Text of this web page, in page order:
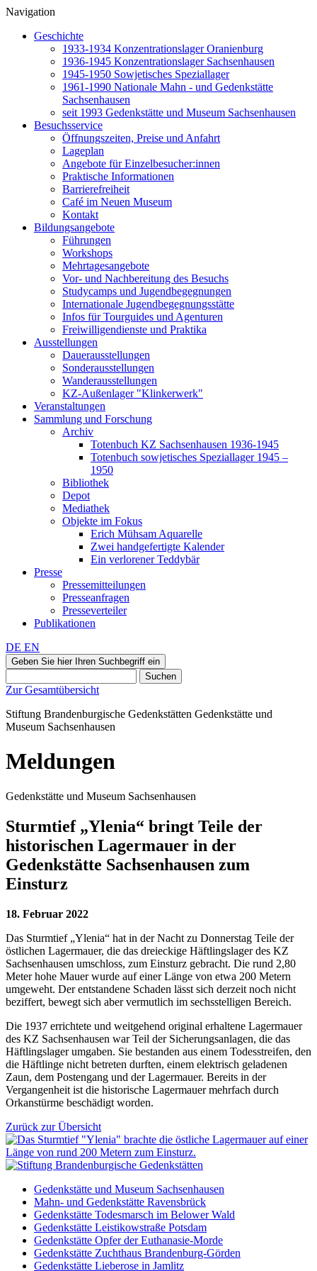
Navigation
Geschichte
1933-1934 Konzentrationslager Oranienburg
1936-1945 Konzentrationslager Sachsenhausen
1945-1950 Sowjetisches Speziallager
1961-1990 Nationale Mahn - und Gedenkstätte
Sachsenhausen
seit 1993 Gedenkstätte und Museum Sachsenhausen
Besuchsservice
Öffnungszeiten, Preise und Anfahrt
Lageplan
Angebote für Einzelbesucher:innen
Praktische Informationen
Barrierefreiheit
Café im Neuen Museum
Kontakt
Bildungsangebote
Führungen
Workshops
Mehrtagesangebote
Vor- und Nachbereitung des Besuchs
Studycamps und Jugendbegegnungen
Internationale Jugendbegegnungsstätte
Infos für Tourguides und Agenturen
Freiwilligendienste und Praktika
Ausstellungen
Dauerausstellungen
Sonderausstellungen
Wanderausstellungen
KZ-Außenlager "Klinkerwerk"
Veranstaltungen
Sammlung und Forschung
Archiv
Totenbuch KZ Sachsenhausen 1936-1945
Totenbuch sowjetisches Speziallager 1945 –
1950
Bibliothek
Depot
Mediathek
Objekte im Fokus
Erich Mühsam Aquarelle
Zwei handgefertigte Kalender
Ein verlorener Teddybär
Presse
Pressemitteilungen
Presseanfragen
Presseverteiler
Publikationen
DE EN
Geben Sie hier Ihren Suchbegriff ein
Suchen
Zur Gesamtübersicht
Stiftung Brandenburgische Gedenkstätten Gedenkstätte und
Museum Sachsenhausen
Meldungen
Gedenkstätte und Museum Sachsenhausen
Sturmtief „Ylenia“ bringt Teile der
historischen Lagermauer in der
Gedenkstätte Sachsenhausen zum
Einsturz
18. Februar 2022
Das Sturmtief „Ylenia“ hat in der Nacht zu Donnerstag Teile der
östlichen Lagermauer, die das dreieckige Häftlingslager des KZ
Sachsenhausen umschloss, zum Einsturz gebracht. Die rund 2,80
Meter hohe Mauer wurde auf einer Länge von etwa 200 Metern
umgeweht. Der entstandene Schaden lässt sich derzeit noch nicht
beziffert, bewegt sich aber vermutlich im sechsstelligen Bereich.
Die 1937 errichtete und weitgehend original erhaltene Lagermauer
des KZ Sachsenhausen war Teil der Sicherungsanlagen, die das
Häftlingslager umgaben. Sie bestanden aus einem Todesstreifen, den
die Häftlinge nicht betreten durften, einem elektrisch geladenen
Zaun, dem Postengang und der Lagermauer. Bereits in der
Vergangenheit ist die historische Lagermauer mehrfach durch
Orkanstürme beschädigt worden.
Zurück zur Übersicht
Gedenkstätte und Museum Sachsenhausen
Mahn- und Gedenkstätte Ravensbrück
Gedenkstätte Todesmarsch im Belower Wald
Gedenkstätte Leistikowstraße Potsdam
Gedenkstätte Opfer der Euthanasie-Morde
Gedenkstätte Zuchthaus Brandenburg-Görden
Gedenkstätte Lieberose in Jamlitz